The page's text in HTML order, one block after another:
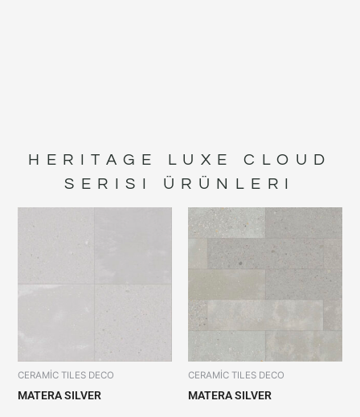
HERITAGE LUXE CLOUD
SERISI ÜRÜNLERI
CERAMİC TILES DECO
MATERA SILVER
CERAMİC TILES DECO
MATERA SILVER